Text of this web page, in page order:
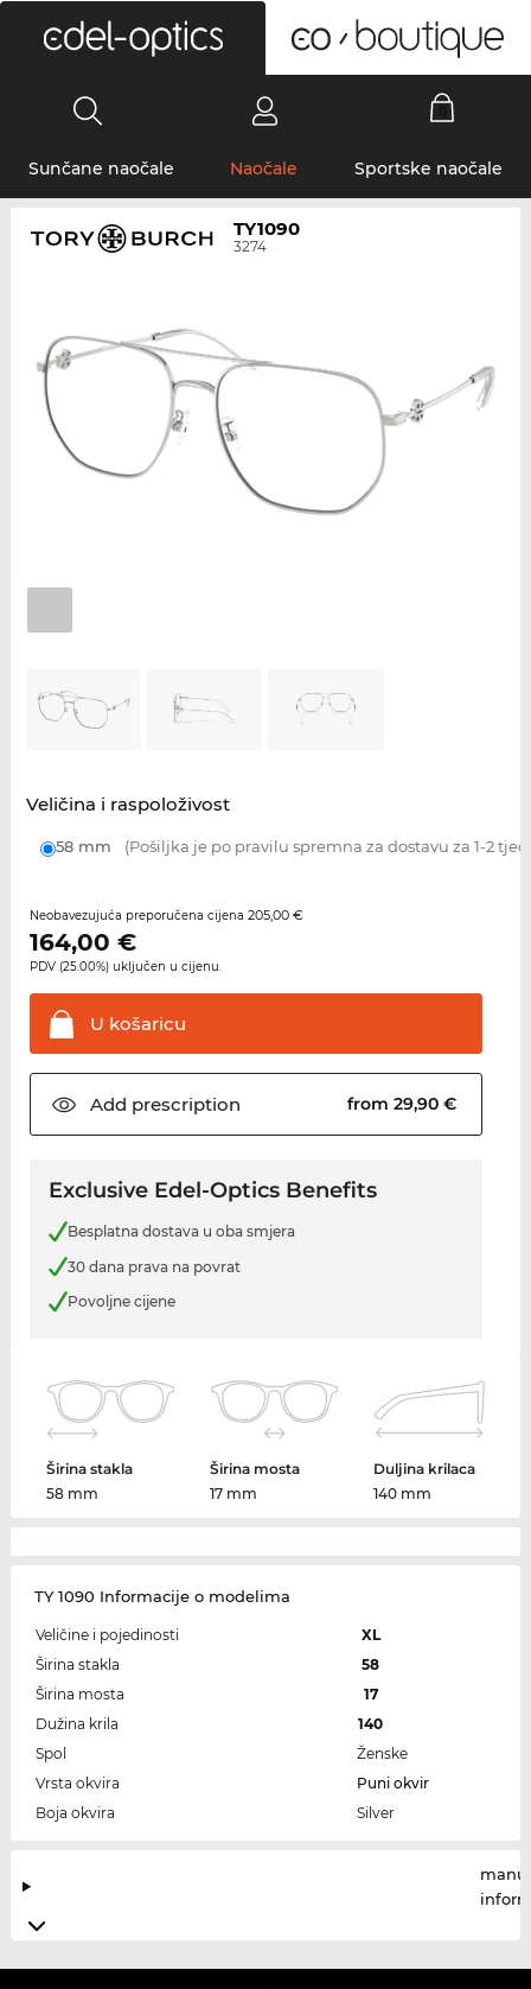
Sunčane naočale Naočale Sportske naočale
TY1090
3274
Veličina i raspoloživost
58 mm (Pošiljka je po pravilu spremna za dostavu za 1-2
Neobavezujuća preporučena cijena 205,00 €
164,00 €
PDV (25.00%) uključen u cijenu.
U košaricu
Add prescription from 29,90 €
Exclusive Edel-Optics Benefits
Besplatna dostava u oba smjera
30 dana prava na povrat
Povoljne cijene
Širina stakla
58 mm
Širina mosta
17 mm
Duljina krilaca
140 mm
TY 1090 Informacije o modelima
Veličine i pojedinosti
XL
Širina stakla
58
Širina mosta
17
Dužina krila
140
Spol
Ženske
Vrsta okvira
Puni okvir
Boja okvira
Silver